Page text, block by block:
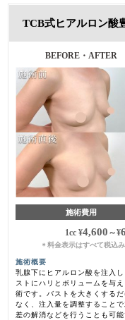
TCB式ヒアルロン酸
BEFORE・AFTER
施術費用
1cc¥4,600 ～¥
＊料金表示はすべて税込み
施術概要
乳腺下にヒアルロン酸を注入し
ストにハリとボリュームを与え
術です。バストを大きくするだ
なく、注入量を調整することで
差の解消などを行うことも可能